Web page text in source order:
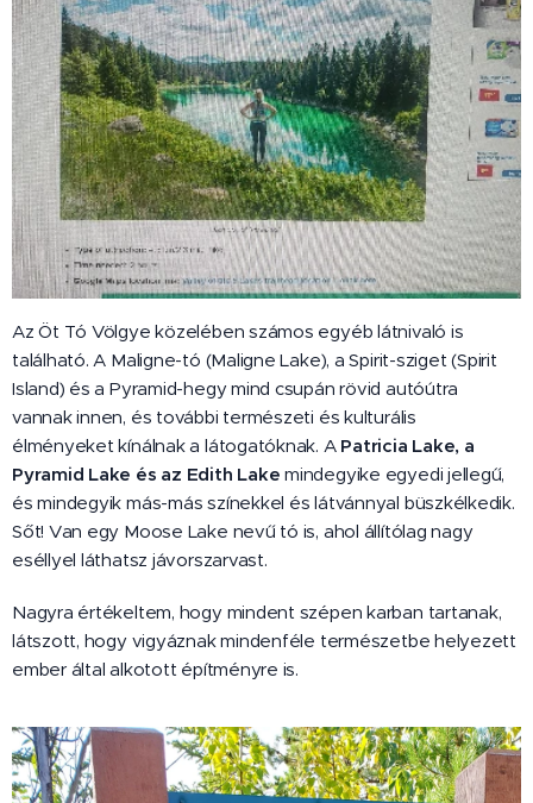
Az Öt Tó Völgye közelében számos egyéb látnivaló is
található. A Maligne-tó (Maligne Lake), a Spirit-sziget (Spirit
Island) és a Pyramid-hegy mind csupán rövid autóútra
vannak innen, és további természeti és kulturális
élményeket kínálnak a látogatóknak. A Patricia Lake, a
Pyramid Lake és az Edith Lakemindegyike egyedi jellegű,
és mindegyik más-más színekkel és látvánnyal büszkélkedik.
Sőt! Van egy Moose Lake nevű tó is, ahol állítólag nagy
eséllyel láthatsz jávorszarvast.
Nagyra értékeltem, hogy mindent szépen karban tartanak,
látszott, hogy vigyáznak mindenféle természetbe helyezett
ember által alkotott építményre is.